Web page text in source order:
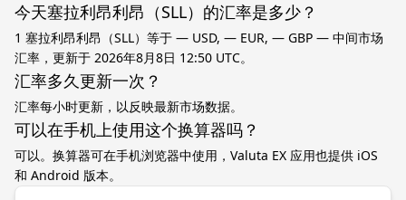
今天塞拉利昂利昂（SLL）的汇率是多少？
1 塞拉利昂利昂（SLL）等于 — USD, — EUR, — GBP — 中间市场
汇率，更新于 2026年8月8日 12:50 UTC。
汇率多久更新一次？
汇率每小时更新，以反映最新市场数据。
可以在手机上使用这个换算器吗？
可以。换算器可在手机浏览器中使用，Valuta EX 应用也提供 iOS
和 Android 版本。